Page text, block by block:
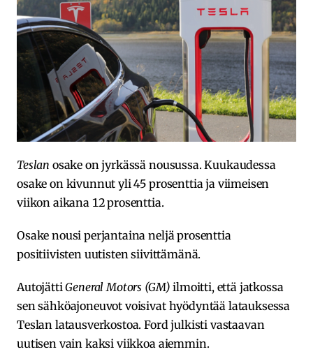
Teslan osake on jyrkässä nousussa. Kuukaudessa
osake on kivunnut yli 45 prosenttia ja viimeisen
viikon aikana 12 prosenttia.
Osake nousi perjantaina neljä prosenttia
positiivisten uutisten siivittämänä.
AutojättiGeneral Motors (GM) ilmoitti, että jatkossa
sen sähköajoneuvot voisivat hyödyntää latauksessa
Teslan latausverkostoa. Ford julkisti vastaavan
uutisen vain kaksi viikkoa aiemmin.